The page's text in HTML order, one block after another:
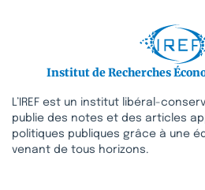
Institut de Recherches
L’IREF est un institut libéral-
publie des notes et des articles
politiques publiques grâce à une
venant de tous horizons.